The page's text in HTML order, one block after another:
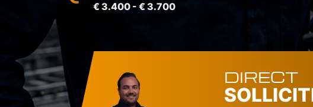
€ 3.400 - € 3.700
DIRECT